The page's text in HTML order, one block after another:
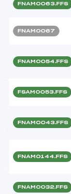
FNAM0063.FFS
FNAM0067
FNAM0054.FFS
FSAM0053.FFS
FNAM0043.FFS
FNAM0144.FFS
FNAM0032.FFS